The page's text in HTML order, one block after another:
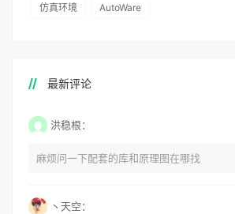
仿真环境 AutoWare
最新评论
洪稳根：
麻烦问一下配套的库和原理图在哪找
丶天空：